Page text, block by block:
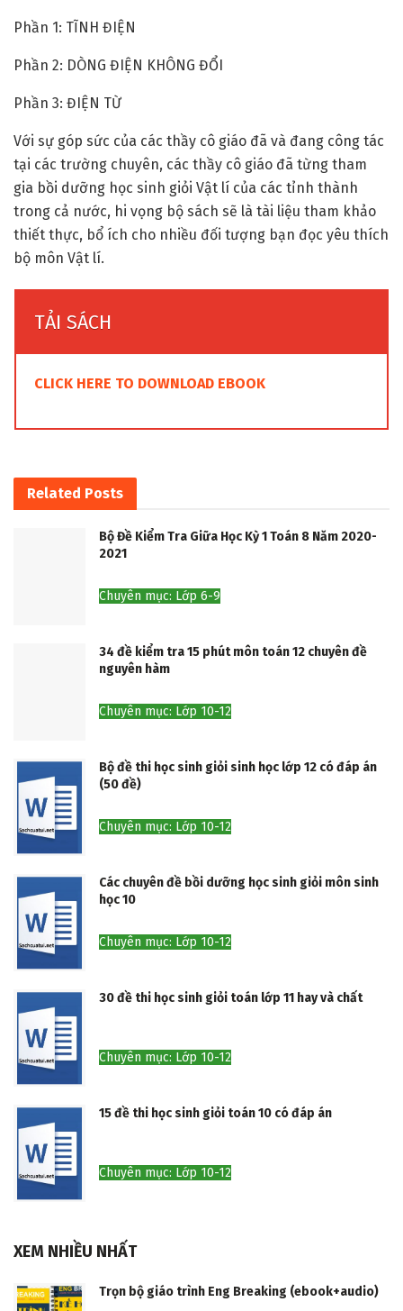
Phần 1: TĨNH ĐIỆN
Phần 2: DÒNG ĐIỆN KHÔNG ĐỔI
Phần 3: ĐIỆN TỪ
Với sự góp sức của các thầy cô giáo đã và đang công tác
tại các trường chuyên, các thầy cô giáo đã từng tham
gia bồi dưỡng học sinh giỏi Vật lí của các tỉnh thành
trong cả nước, hi vọng bộ sách sẽ là tài liệu tham khảo
thiết thực, bổ ích cho nhiều đối tượng bạn đọc yêu thích
bộ môn Vật lí.
TẢI SÁCH
CLICK HERE TO DOWNLOAD EBOOK
Related Posts
Bộ Đề Kiểm Tra Giữa Học Kỳ 1 Toán 8 Năm 2020-
2021
Chuyên mục: Lớp 6-9
34 đề kiểm tra 15 phút môn toán 12 chuyên đề
nguyên hàm
Chuyên mục: Lớp 10-12
Bộ đề thi học sinh giỏi sinh học lớp 12 có đáp án
(50 đề)
Chuyên mục: Lớp 10-12
Các chuyên đề bồi dưỡng học sinh giỏi môn sinh
học 10
Chuyên mục: Lớp 10-12
30 đề thi học sinh giỏi toán lớp 11 hay và chất
Chuyên mục: Lớp 10-12
15 đề thi học sinh giỏi toán 10 có đáp án
Chuyên mục: Lớp 10-12
XEM NHIỀU NHẤT
Trọn bộ giáo trình Eng Breaking (ebook+audio)